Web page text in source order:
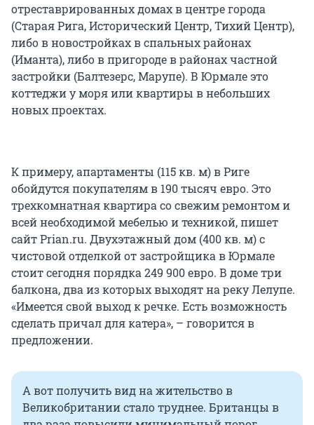
отреставрированных домах в центре города
(Старая Рига, Исторический Центр, Тихий Центр),
либо в новостройках в спальных районах
(Иманта), либо в пригороде в районах частной
застройки (Балтезерс, Марупе). В Юрмале это
коттеджи у моря или квартиры в небольших
новых проектах.
К примеру, апартаменты (115 кв. м) в Риге
обойдутся покупателям в 190 тысяч евро. Это
трехкомнатная квартира со свежим ремонтом и
всей необходимой мебелью и техникой, пишет
сайт Prian.ru. Двухэтажный дом (400 кв. м) с
чистовой отделкой от застройщика в Юрмале
стоит сегодня порядка 249 900 евро. В доме три
балкона, два из которых выходят на реку Лелупе.
«Имеется свой выход к речке. Есть возможность
сделать причал для катера», – говорится в
предложении.
А вот получить вид на жительство в
Великобритании стало труднее. Британцы в